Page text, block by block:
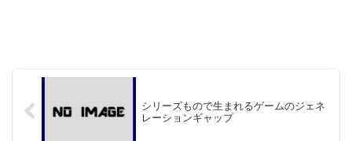
シリーズもので生まれるゲームのジェネ
レーションギャップ